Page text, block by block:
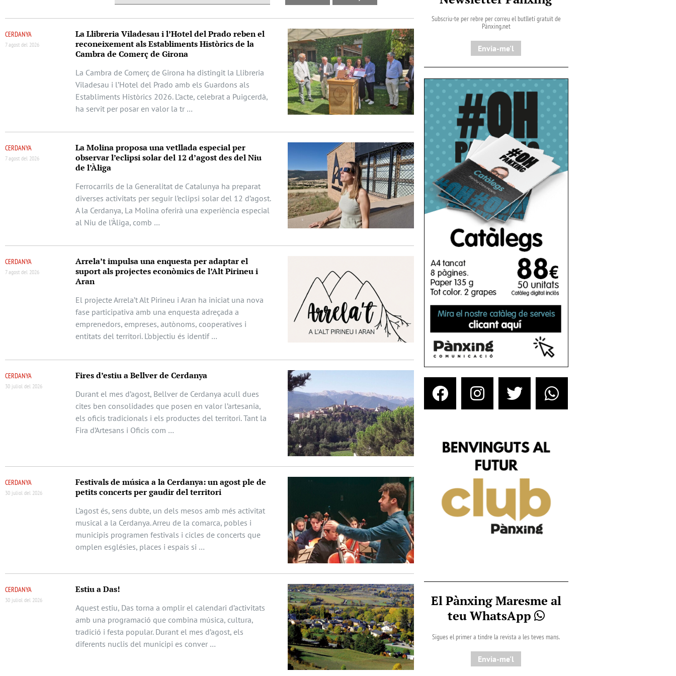
CERDANYA
7 agost del 2026
La Llibreria Viladesau i l’Hotel del Prado reben el
reconeixement als Establiments Històrics de la
Cambra de Comerç de Girona
La Cambra de Comerç de Girona ha distingit la Llibreria
Viladesau i l’Hotel del Prado amb els Guardons als
Establiments Històrics 2026. L’acte, celebrat a Puigcerdà,
ha servit per posar en valor la tr …
CERDANYA
7 agost del 2026
La Molina proposa una vetllada especial per
observar l’eclipsi solar del 12 d’agost des del Niu
de l’Àliga
Ferrocarrils de la Generalitat de Catalunya ha preparat
diverses activitats per seguir l’eclipsi solar del 12 d’agost.
A la Cerdanya, La Molina oferirà una experiència especial
al Niu de l’Àliga, comb …
CERDANYA
7 agost del 2026
Arrela’t impulsa una enquesta per adaptar el
suport als projectes econòmics de l’Alt Pirineu i
Aran
El projecte Arrela’t Alt Pirineu i Aran ha iniciat una nova
fase participativa amb una enquesta adreçada a
emprenedors, empreses, autònoms, cooperatives i
entitats del territori. L’objectiu és identif …
CERDANYA
30 juliol del 2026
Fires d’estiu a Bellver de Cerdanya
Durant el mes d’agost, Bellver de Cerdanya acull dues
cites ben consolidades que posen en valor l’artesania,
els oficis tradicionals i els productes del territori. Tant la
Fira d’Artesans i Oficis com …
CERDANYA
30 juliol del 2026
Festivals de música a la Cerdanya: un agost ple de
petits concerts per gaudir del territori
L’agost és, sens dubte, un dels mesos amb més activitat
musical a la Cerdanya. Arreu de la comarca, pobles i
municipis programen festivals i cicles de concerts que
omplen esglésies, places i espais si …
CERDANYA
30 juliol del 2026
Estiu a Das!
Aquest estiu, Das torna a omplir el calendari d’activitats
amb una programació que combina música, cultura,
tradició i festa popular. Durant el mes d’agost, els
diferents nuclis del municipi es conver …
Subscriu-te per rebre per correu el butlletí gratuït de
Pànxing.net​
Envia-me'l
El Pànxing Maresme al
teu WhatsApp
Sigues el primer a tindre la revista a les teves mans.
Envia-me'l